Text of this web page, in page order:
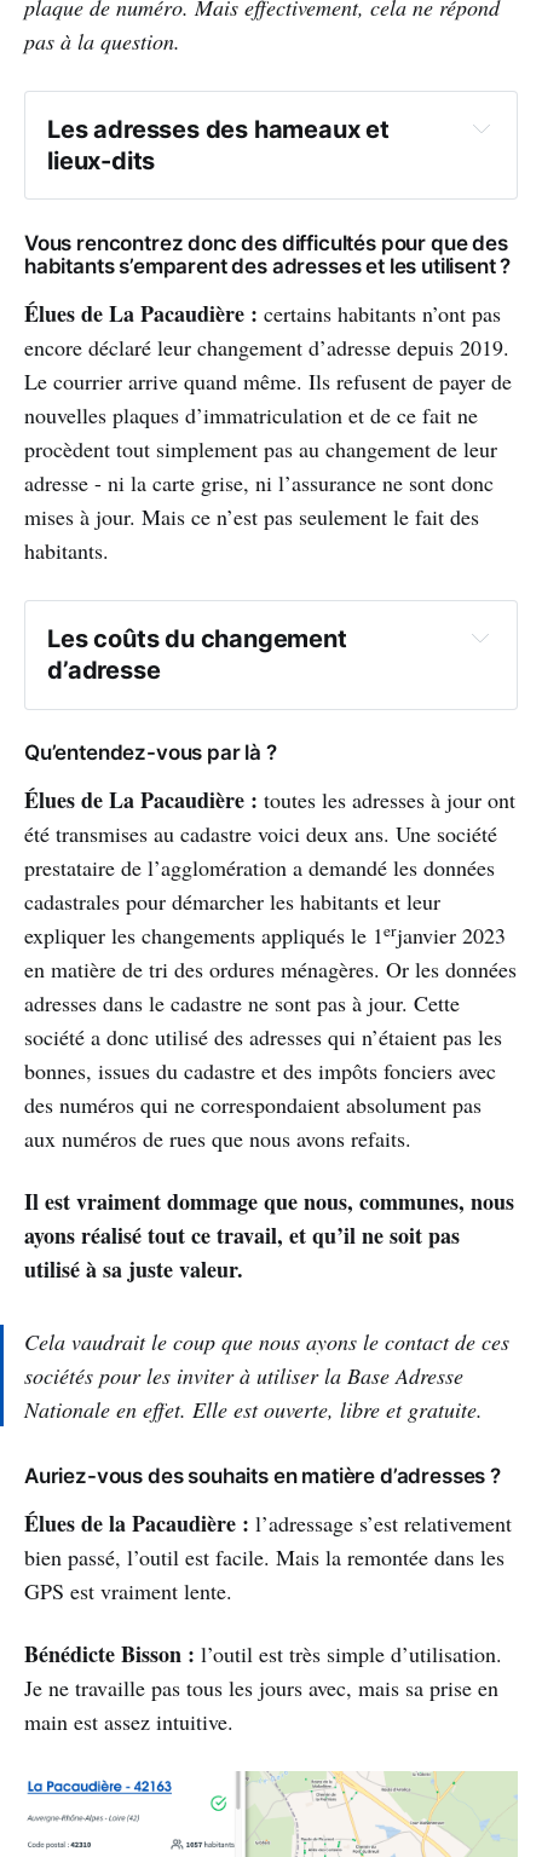
plaque de numéro. Mais effectivement, cela ne répond
pas à la question.
Les adresses des hameaux et
lieux-dits
Vous rencontrez donc des difficultés pour que des
habitants s’emparent des adresses et les utilisent ?
Élues de La Pacaudière : certains habitants n’ont pas
encore déclaré leur changement d’adresse depuis 2019.
Le courrier arrive quand même. Ils refusent de payer de
nouvelles plaques d’immatriculation et de ce fait ne
procèdent tout simplement pas au changement de leur
adresse - ni la carte grise, ni l’assurance ne sont donc
mises à jour. Mais ce n’est pas seulement le fait des
habitants.
Les coûts du changement
d’adresse
Qu’entendez-vous par là ?
Élues de La Pacaudière : toutes les adresses à jour ont
été transmises au cadastre voici deux ans. Une société
prestataire de l’agglomération a demandé les données
cadastrales pour démarcher les habitants et leur
expliquer les changements appliqués le 1erjanvier 2023
en matière de tri des ordures ménagères. Or les données
adresses dans le cadastre ne sont pas à jour. Cette
société a donc utilisé des adresses qui n’étaient pas les
bonnes, issues du cadastre et des impôts fonciers avec
des numéros qui ne correspondaient absolument pas
aux numéros de rues que nous avons refaits.
Il est vraiment dommage que nous, communes, nous
ayons réalisé tout ce travail, et qu’il ne soit pas
utilisé à sa juste valeur.
Cela vaudrait le coup que nous ayons le contact de ces
sociétés pour les inviter à utiliser la Base Adresse
Nationale en effet. Elle est ouverte, libre et gratuite.
Auriez-vous des souhaits en matière d’adresses ?
Élues de la Pacaudière : l’adressage s’est relativement
bien passé, l’outil est facile. Mais la remontée dans les
GPS est vraiment lente.
Bénédicte Bisson : l’outil est très simple d’utilisation.
Je ne travaille pas tous les jours avec, mais sa prise en
main est assez intuitive.